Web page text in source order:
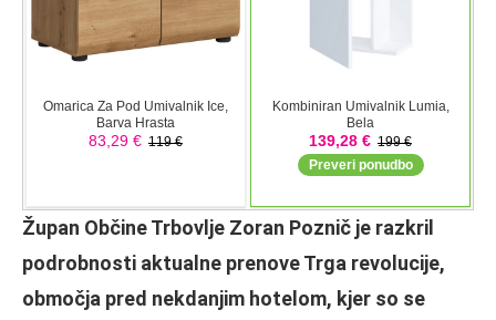
Župan Občine Trbovlje Zoran Poznič je razkril
podrobnosti aktualne prenove Trga revolucije,
območja pred nekdanjim hotelom, kjer so se